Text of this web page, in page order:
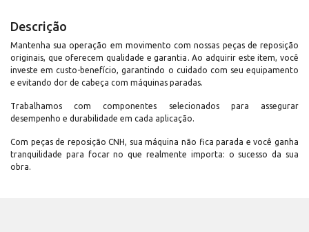
Descrição
Mantenha sua operação em movimento com nossas peças de reposição
originais, que oferecem qualidade e garantia. Ao adquirir este item, você
investe em custo-benefício, garantindo o cuidado com seu equipamento
e evitando dor de cabeça com máquinas paradas.
Trabalhamos com componentes selecionados para assegurar
desempenho e durabilidade em cada aplicação.
Com peças de reposição CNH, sua máquina não fica parada e você ganha
tranquilidade para focar no que realmente importa: o sucesso da sua
obra.